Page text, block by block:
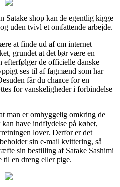
Satake shop kan de egentlig kigge
uden tvivl et omfattende arbejde.
at finde ud af om internet
grundet at det bør være en
efterfølger de officielle danske
ses til af fagmænd som har
får du chance for en
for vanskeligheder i forbindelse
man er omhyggelig omkring de
kan have indflydelse på købet,
lover. Derfor er det
sin e-mail kvittering, så
sin bestilling af Satake Sashimi
til en dreng eller pige.